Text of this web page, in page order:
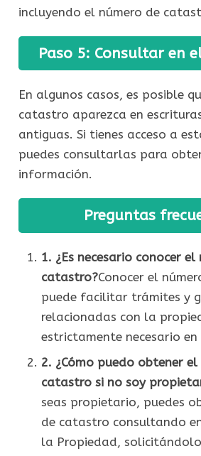
incluyendo el número de
Paso 5: Consultar en
En algunos casos, es posible
catastro aparezca en
antiguas. Si tienes acceso a
puedes consultarlas para
información.
Preguntas
1. ¿Es necesario conocer el
catastro?Conocer el
puede facilitar trámites y
relacionadas con la
estrictamente necesario
2. ¿Cómo puedo obtener el
catastro si no soy
seas propietario, puedes
de catastro consultando
la Propiedad,